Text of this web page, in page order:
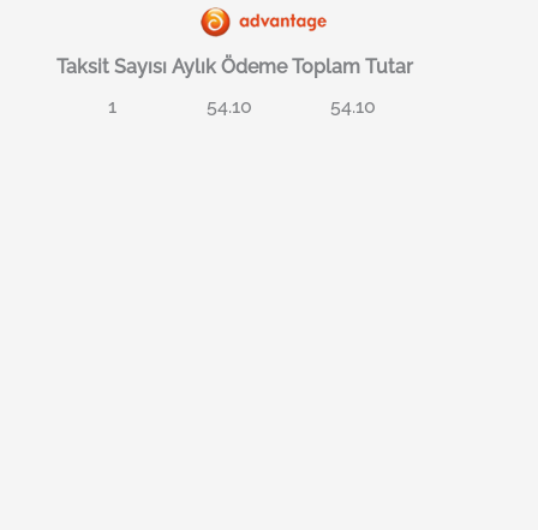
Taksit Sayısı Aylık Ödeme Toplam Tutar
1
54.10 54.10